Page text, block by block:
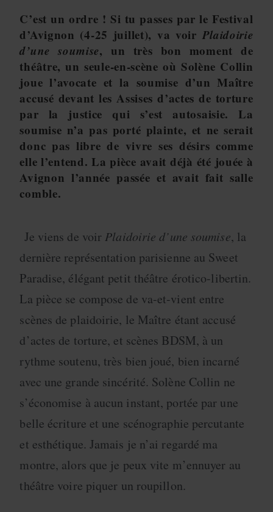
C’est un ordre ! Si tu passes par le Festival
d’Avignon (4-25 juillet), va voir Plaidoirie
d’une soumise, un très bon moment de
théâtre, un seule-en-scène où Solène Collin
joue l’avocate et la soumise d’un Maître
accusé devant les Assises d’actes de torture
par la justice qui s’est autosaisie. La
soumise n’a pas porté plainte, et ne serait
donc pas libre de vivre ses désirs comme
elle l’entend. La pièce avait déjà été jouée à
Avignon l’année passée et avait fait salle
comble.
Je viens de voir Plaidoirie d’une soumise, la
dernière représentation parisienne au Sweet
Paradise, élégant petit théâtre érotico-libertin.
La pièce se compose de va-et-vient entre
scènes de plaidoirie, le Maître étant accusé
d’actes de torture, et scènes BDSM, à un
rythme soutenu, très bien joué, bien incarné
avec une grande sincérité. Solène Collin ne
s’économise à aucun instant, portée par une
belle écriture et une scénographie percutante
et esthétique. Jamais je n’ai regardé ma
montre, alors que je peux vite m’ennuyer au
théâtre voire piquer un roupillon.